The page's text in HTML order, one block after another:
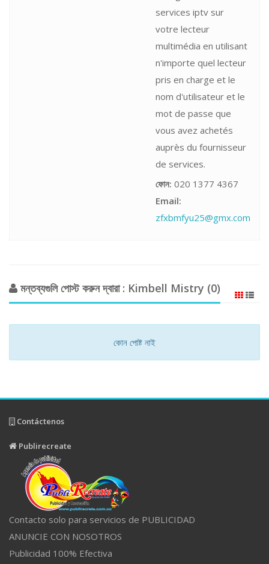
services iptv sur
votre lecteur
multimédia en utilisant
n'importe quel lecteur
pris en charge et le
nom d'utilisateur et le
mot de passe que
vous avez achetés
auprès du fournisseur
de services.
ফোন: 020 1377 4367
Email:
zfxbmfyu25@gmx.com
মন্তব্যগুলি পোস্ট করুন দ্বারা : Kimbell Mistry (0)
কোন পোষ্ট নাই
Contáctenos
Publirecreate
Contacto solo para servicios de PUBLICIDAD
ANUNCIE CON NOSOTROS
Publicidad 100% Efectiva